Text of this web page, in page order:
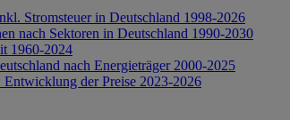
Stromsteuer in Deutschland 1998-2026
nach Sektoren in Deutschland 1990-2030
1960-2024
nach Energieträger 2000-2025
der Preise 2023-2026